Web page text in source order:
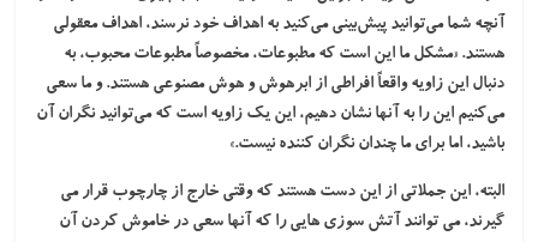
آنچه شما می‌توانید پیش‌بینی می‌کنید به اهداف خود نرسند، اهداف معقولی
هستند. «مشکل ما این است که مطبوعات، مخصوصاً مطبوعات محبوب، به
دنبال این زاویه واقعاً افراطی از ابرهوش و هوش مصنوعی هستند. و ما سعی
می‌کنیم این را به آنها نشان دهیم، این یک زاویه است که می‌توانید نگران آن
باشید، اما برای ما چندان نگران کننده نیست.»
البته، این جملاتی از این دست هستند که وقتی خارج از چارچوب قرار می
گیرند، می توانند آتش سوزی هایی را که آنها سعی در خاموش کردن آن